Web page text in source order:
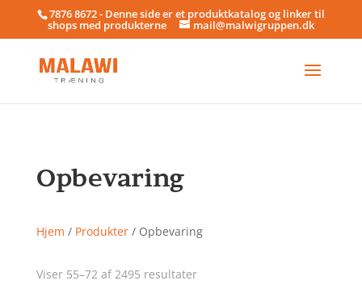
7876 8672 - Denne side er et produktkatalog og linker til
shops med produkterne mail@malwigruppen.dk
Opbevaring
Hjem / Produkter/ Opbevaring
Viser 55–72 af 2495 resultater